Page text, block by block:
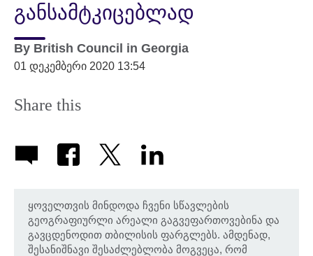
განსამტკიცებლად
By British Council in Georgia
01 დეკემბერი 2020 13:54
Share this
ყოველთვის მინდოდა ჩვენი სწავლების
გეოგრაფიურლი არეალი გაგვეფართოვებინა და
გავცდენოდით თბილისის ფარგლებს. ამდენად,
შესანიშნავი შესაძლებლობა მოგვეცა, რომ